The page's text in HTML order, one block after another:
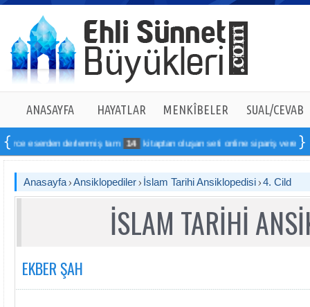
ANASAYFA HAYATLAR MENKÎBELER SUAL/CEVAB
derlenmiş tam 14 kitaptan oluşan seti online sipariş verebilirsiniz
Anasayfa Ansiklopediler İslam Tarihi Ansiklopedisi 4. Cild
İSLAM TARİHİ
EKBER ŞAH